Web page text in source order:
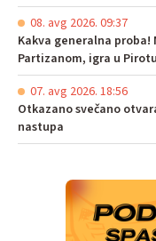
08. avg 2026. 09:37
Kakva generalna
Partizanom, igra u Pirotu
07. avg 2026. 18:56
Otkazano svečano
nastupa